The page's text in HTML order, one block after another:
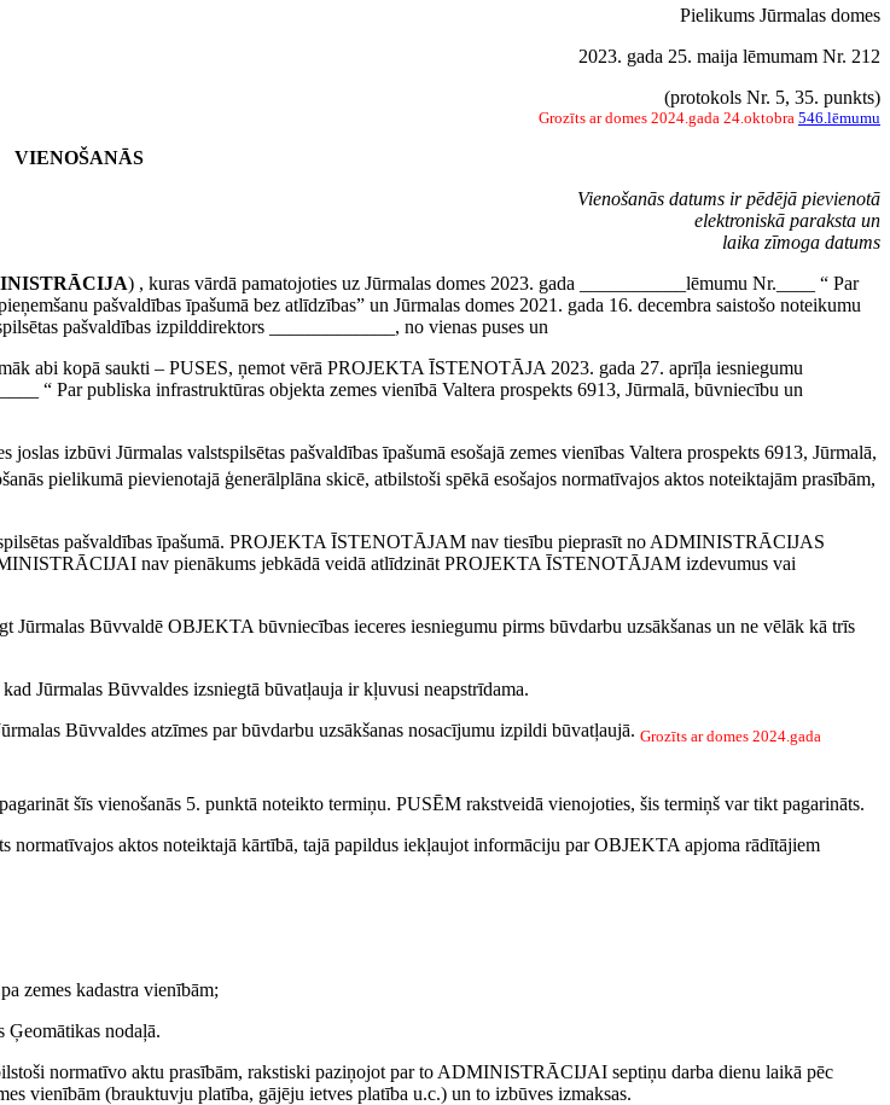
Pielikums Jūrmalas domes
2023. gada 25. maija lēmumam Nr. 212
(protokols Nr. 5, 35. punkts)
Grozīts ar domes 2024.gada 24.oktobra 546.lēmumu
VIENOŠANĀS
Vienošanās datums ir pēdējā pievienotā
elektroniskā paraksta un
laika zīmoga datums
) , kuras vārdā pamatojoties uz Jūrmalas domes 2023. gada ___________lēmumu Nr.____ “ Par
pašvaldības īpašumā bez atlīdzības” un Jūrmalas domes 2021. gada 16. decembra saistošo noteikumu
pašvaldības izpilddirektors _____________, no vienas puses un
abi kopā saukti – PUSES, ņemot vērā PROJEKTA ĪSTENOTĀJA 2023. gada 27. aprīļa iesniegumu
“ Par publiska infrastruktūras objekta zemes vienībā Valtera prospekts 6913, Jūrmalā, būvniecību un
izbūvi Jūrmalas valstspilsētas pašvaldības īpašumā esošajā zemes vienības Valtera prospekts 6913, Jūrmalā,
pielikumā pievienotajā ģenerālplāna skicē, atbilstoši spēkā esošajos normatīvajos aktos noteiktajām prasībām,
pašvaldības īpašumā. PROJEKTA ĪSTENOTĀJAM nav tiesību pieprasīt no ADMINISTRĀCIJAS
nav pienākums jebkādā veidā atlīdzināt PROJEKTA ĪSTENOTĀJAM izdevumus vai
Būvvaldē OBJEKTA būvniecības ieceres iesniegumu pirms būvdarbu uzsākšanas un ne vēlāk kā trīs
Jūrmalas Būvvaldes izsniegtā būvatļauja ir kļuvusi neapstrīdama.
Būvvaldes atzīmes par būvdarbu uzsākšanas nosacījumu izpildi būvatļaujā. Grozīts ar domes 2024.gada
šīs vienošanās 5. punktā noteikto termiņu. PUSĒM rakstveidā vienojoties, šis termiņš var tikt pagarināts.
aktos noteiktajā kārtībā, tajā papildus iekļaujot informāciju par OBJEKTA apjoma rādītājiem
zemes kadastra vienībām;
nodaļā.
normatīvo aktu prasībām, rakstiski paziņojot par to ADMINISTRĀCIJAI septiņu darba dienu laikā pēc
vienībām (brauktuvju platība, gājēju ietves platība u.c.) un to izbūves izmaksas.